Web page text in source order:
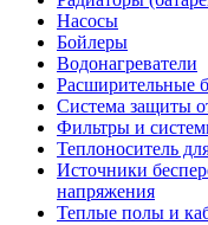
Насосы
Бойлеры
Водонагреватели
Расширительные
Система защиты
Фильтры и
Теплоноситель
Источники
напряжения
Теплые полы и